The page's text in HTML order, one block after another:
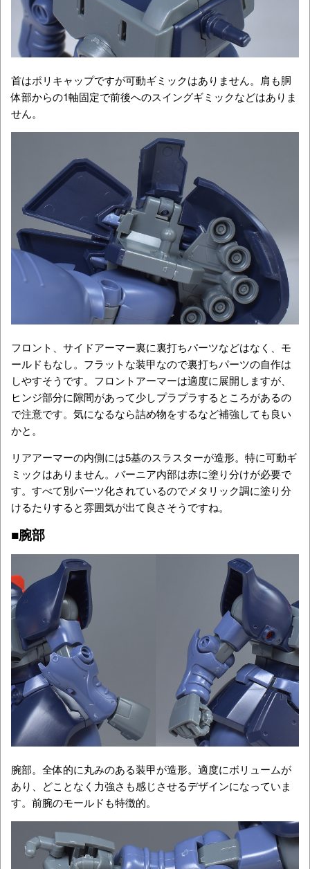
首はポリキャップですが可動ギミックはありません。肩も胴
体部からの1軸固定で前後へのスイングギミックなどはありま
せん。
フロント、サイドアーマー裏に裏打ちパーツなどはなく、モ
ールドもなし。フラットな装甲なので裏打ちパーツの自作は
しやすそうです。フロントアーマーは適度に展開しますが、
ヒンジ部分に隙間があって少しプラプラするところがあるの
で注意です。気になるなら詰め物をするなど補強しても良い
かと。
リアアーマーの内側には5基のスラスターが造形。特に可動ギ
ミックはありません。バーニア内部は赤に塗り分けが必要で
す。すべて別パーツ化されているのでメタリック調に塗り分
けるたりすると雰囲気が出て良さそうですね。
■腕部
腕部。全体的に丸みのある装甲が造形。適度にボリュームが
あり、どことなく力強さも感じさせるデザインになっていま
す。前腕のモールドも特徴的。